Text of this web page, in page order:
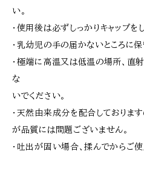
い。
・使用後は必ずしっかりキャップを
・乳幼児の手の届かないところに保
・極端に高温又は低温の場所、直
な
いでください。
・天然由来成分を配合しておりま
が品質には問題ございません。
・吐出が固い場合、揉んでからご使